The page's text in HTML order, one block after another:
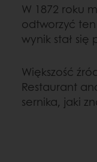
W 1872 roku
odtworzyć
wynik stał się
Większość
Restaurant
sernika, jaki